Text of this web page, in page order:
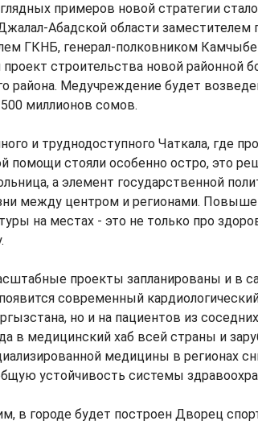
примеров новой стратегии
Абадской области
ГКНБ, генерал-полковником
проект строительства новой
района. Медучреждение будет
миллионов сомов.
и труднодоступного Чаткала, где
помощи стояли особенно остро, это
а элемент государственной
между центром и регионами.
на местах - это не только про
проекты запланированы и в
современный
но и на пациентов из
в медицинский хаб всей страны и
медицины в регионах
устойчивость системы
в городе будет построен Дворец